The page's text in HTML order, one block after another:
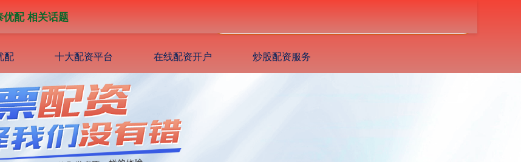
配 十大配资平台 在线配资开户 炒股配资服务
优配 相关话题